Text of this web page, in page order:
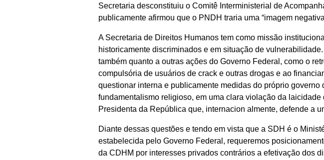
Secretaria desconstituiu o Comitê Interministerial de
publicamente afirmou que o PNDH traria uma “imagem
A Secretaria de Direitos Humanos tem como missão
historicamente discriminados e em situação de
também quanto a outras ações do Governo Federal, como o
compulsória de usuários de crack e outras drogas e ao
questionar interna e publicamente medidas do próprio
fundamentalismo religioso, em uma clara violação da
Presidenta da República que, internacion almente, defende a
Diante dessas questões e tendo em vista que a SDH é o
estabelecida pelo Governo Federal, requeremos
da CDHM por interesses privados contrários a efetivação dos